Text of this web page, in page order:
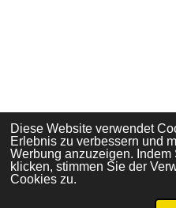
Diese Website verwendet
Erlebnis zu verbessern und
Werbung anzuzeigen. Indem
klicken, stimmen Sie der
Cookies zu.